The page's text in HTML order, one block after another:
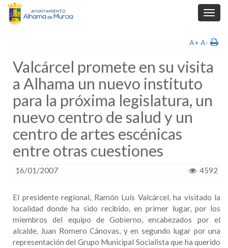
A+ A-
Valcárcel promete en su visita
a Alhama un nuevo instituto
para la próxima legislatura, un
nuevo centro de salud y un
centro de artes escénicas
entre otras cuestiones
16/01/2007 4592
El presidente regional, Ramón Luís Valcárcel, ha visitado la
localidad donde ha sido recibido, en primer lugar, por los
miembros del equipo de Gobierno, encabezados por el
alcalde, Juan Romero Cánovas, y en segundo lugar por una
representación del Grupo Municipal Socialista que ha querido